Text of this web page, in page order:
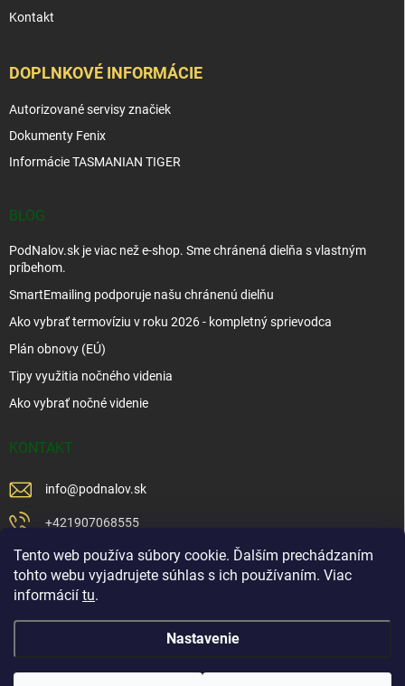
Tento web používa súbory cookie. Ďalším prechádzaním
tohto webu vyjadrujete súhlas s ich používaním. Viac
informácií tu.
Nastavenie
Kontakt
DOPLNKOVÉ INFORMÁCIE
Autorizované servisy značiek
Dokumenty Fenix
Informácie TASMANIAN TIGER
BLOG
PodNalov.sk je viac než e-shop. Sme chránená dielňa s vlastným
príbehom.
SmartEmailing podporuje našu chránenú dielňu
Ako vybrať termovíziu v roku 2026 - kompletný sprievodca
Plán obnovy (EÚ)
Tipy využitia nočného videnia
Ako vybrať nočné videnie
KONTAKT
info@podnalov.sk
+421907068555
+421902479599
https://www.facebook.com/www.podnalov.sk
podnalov